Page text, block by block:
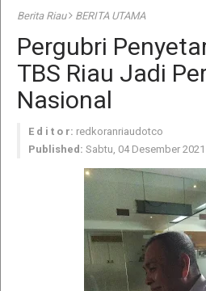
Berita Riau BERITA UTAMA
Pergubri
TBS Riau Jadi
Nasional
E d i t o r: redkoranriaudotco
Published: Sabtu, 04 Desember 2021